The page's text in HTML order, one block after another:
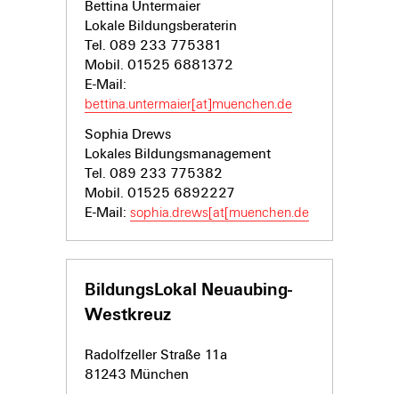
Bettina Untermaier
Lokale Bildungsberaterin
Tel. 089 233 775381
Mobil. 01525 6881372
E-Mail:
bettina.untermaier[at]muenchen.de
Sophia Drews
Lokales Bildungsmanagement
Tel. 089 233 775382
Mobil. 01525 6892227
E-Mail: sophia.drews[at[muenchen.de
BildungsLokal Neuaubing-
Westkreuz
Radolfzeller Straße 11a
81243 München